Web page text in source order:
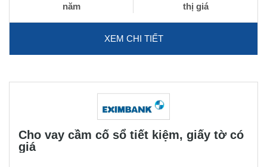
năm thị giá
XEM CHI TIẾT
Cho vay cầm cố sổ tiết kiệm, giấy tờ có
giá